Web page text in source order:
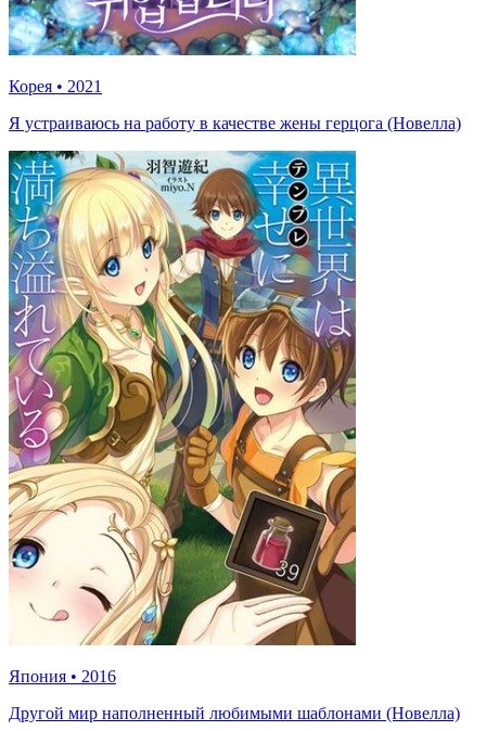
Корея • 2021
Я устраиваюсь на работу в качестве жены герцога (Новелла)
Япония • 2016
Другой мир наполненный любимыми шаблонами (Новелла)